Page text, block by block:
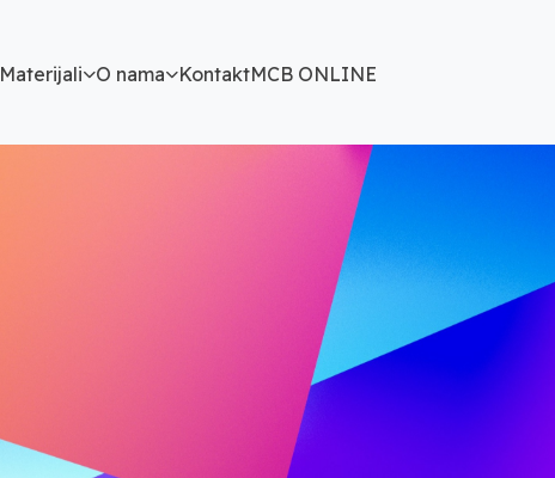
Materijali O nama KontaktMCB ONLINE